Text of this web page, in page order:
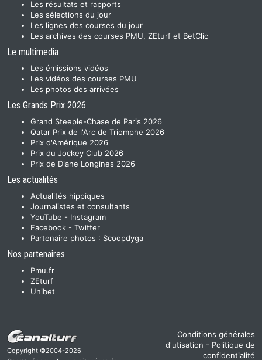
Les résultats et rapports
Les sélections du jour
Les lignes des courses du jour
Les archives des courses PMU, ZEturf et BetClic
Le multimedia
Les émissions vidéos
Les vidéos des courses PMU
Les photos des arrivées
Les Grands Prix 2026
Grand Steeple-Chase de Paris 2026
Qatar Prix de l'Arc de Triomphe 2026
Prix d'Amérique 2026
Prix du Jockey Club 2026
Prix de Diane Longines 2026
Les actualités
Actualités hippiques
Journalistes et consultants
YouTube - Instagram
Facebook - Twitter
Partenaire photos : Scoopdyga
Nos partenaires
Pmu.fr
ZEturf
Unibet
Copyright ©2004-2026
Conditions générales
d'utisation - Politique de
confidentialité